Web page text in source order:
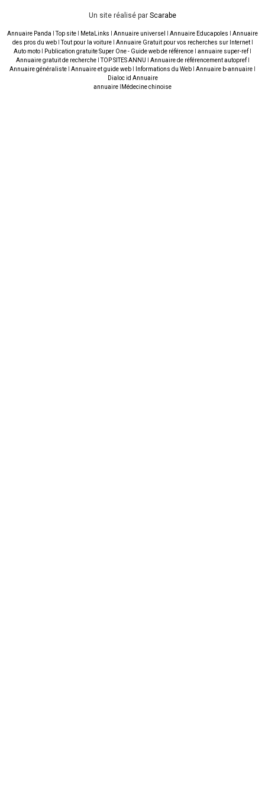
Un site réalisé par Scarabe
Annuaire Panda ITop site MetaLinks Annuaire universel Annuaire Educapoles
Annuaire
des pros du webITout pour la voitureI Annuaire Gratuit pour vos recherches sur InternetI
Auto moto
Publication gratuite Super One - Guide web de référence annuaire super-ref
Annuaire gratuit de rechercheITOP SITES ANNU Annuaire de référencement autoprefI
Annuaire généraliste
Annuaire et guide web Informations du Web Annuaire b-annuaire
Dialoc id Annuaire
annuaire
Médecine chinoise